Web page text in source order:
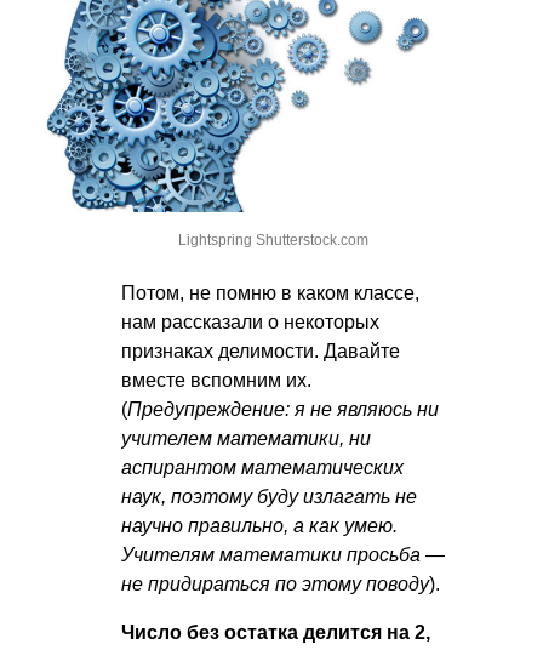
Lightspring Shutterstock.com
Потом, не помню в каком классе,
нам рассказали о некоторых
признаках делимости. Давайте
вместе вспомним их.
(Предупреждение: я не являюсь ни
учителем математики, ни
аспирантом математических
наук, поэтому буду излагать не
научно правильно, а как умею.
Учителям математики просьба —
не придираться по этому поводу).
Число без остатка делится на 2,